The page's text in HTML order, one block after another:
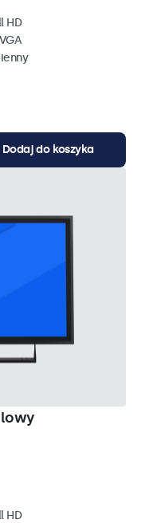
HD
Dodaj do koszyka
HD